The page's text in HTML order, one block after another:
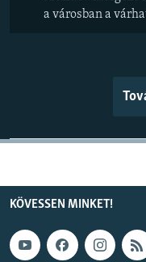
a városban a
KÖVESSEN MINKET!